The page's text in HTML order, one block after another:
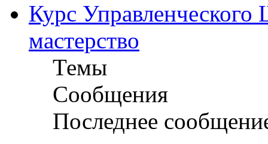
Курс
мастерство
Темы
Сообщения
Последнее